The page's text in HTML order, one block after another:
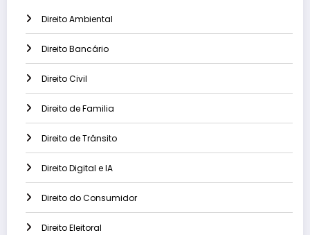
Direito Ambiental
Direito Bancário
Direito Civil
Direito de Familia
Direito de Trânsito
Direito Digital e IA
Direito do Consumidor
Direito Eleitoral